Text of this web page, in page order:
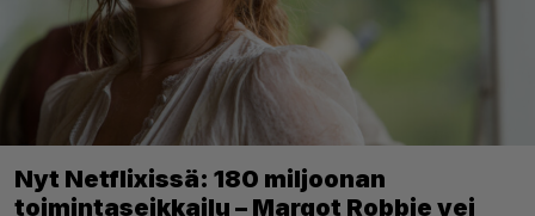
Nyt Netflixissä: 180 miljoonan
toimintaseikkailu – Margot Robbie vei